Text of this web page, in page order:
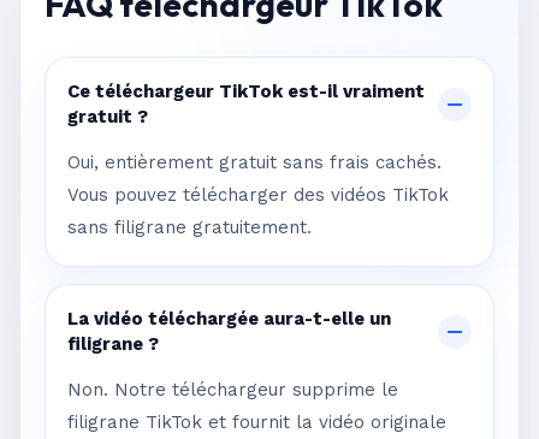
Ce téléchargeur TikTok est-il vraiment
gratuit ?
Oui, entièrement gratuit sans frais cachés.
Vous pouvez télécharger des vidéos TikTok
sans filigrane gratuitement.
La vidéo téléchargée aura-t-elle un
filigrane ?
Non. Notre téléchargeur supprime le
filigrane TikTok et fournit la vidéo originale